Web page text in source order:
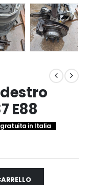
E88
gratuita in Italia